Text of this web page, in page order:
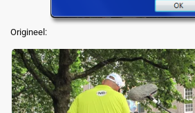
Origineel: